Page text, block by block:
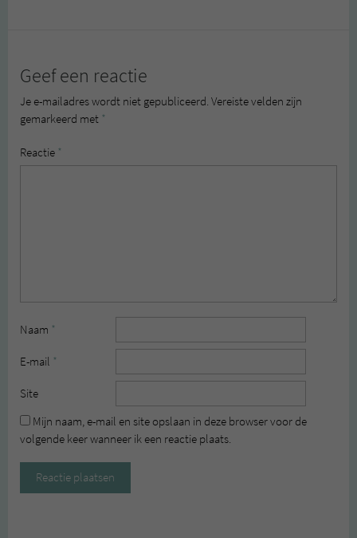
Geef een reactie
Je e-mailadres wordt niet gepubliceerd. Vereiste velden zijn
gemarkeerd met *
Reactie *
Naam *
E-mail *
Site
Mijn naam, e-mail en site opslaan in deze browser voor de
volgende keer wanneer ik een reactie plaats.